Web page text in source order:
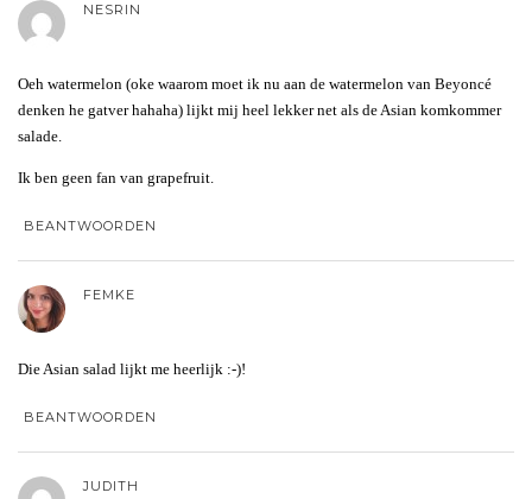
NESRIN
Oeh watermelon (oke waarom moet ik nu aan de watermelon van Beyoncé
denken he gatver hahaha) lijkt mij heel lekker net als de Asian komkommer
salade.
Ik ben geen fan van grapefruit.
BEANTWOORDEN
FEMKE
Die Asian salad lijkt me heerlijk :-)!
BEANTWOORDEN
JUDITH